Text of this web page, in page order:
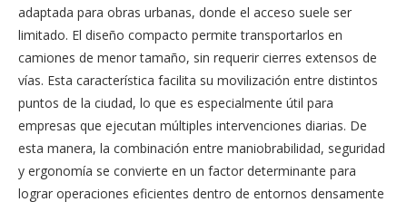
adaptada para obras urbanas, donde el acceso suele ser
limitado. El diseño compacto permite transportarlos en
camiones de menor tamaño, sin requerir cierres extensos de
vías. Esta característica facilita su movilización entre distintos
puntos de la ciudad, lo que es especialmente útil para
empresas que ejecutan múltiples intervenciones diarias. De
esta manera, la combinación entre maniobrabilidad, seguridad
y ergonomía se convierte en un factor determinante para
lograr operaciones eficientes dentro de entornos densamente